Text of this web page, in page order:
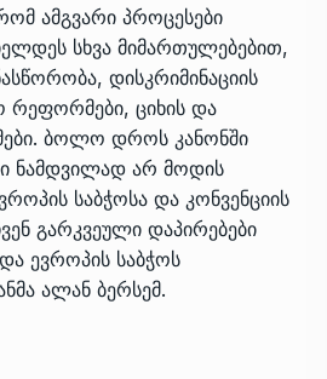
ამგვარი პროცესები
სხვა მიმართულებებით,
დისკრიმინაციის
რეფორმები, ციხის და
ბოლო დროს კანონში
ნამდვილად არ მოდის
საბჭოსა და კონვენციის
გარკვეული დაპირებები
ევროპის საბჭოს
ალან ბერსემ.